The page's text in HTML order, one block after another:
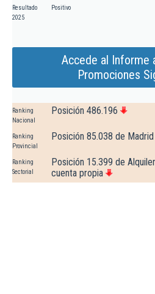
Resultado
2025
Positivo
Accede al Informe
Promociones
Ranking
Nacional
Posición 486.196
Ranking
Provincial
Posición 85.038 de Madrid
Ranking
Sectorial
Posición 15.399 de
cuenta propia